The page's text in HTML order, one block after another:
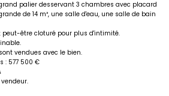
palier desservant 3 chambres avec placard
de 14 m², une salle d'eau, une salle de bain
peut-être cloturé pour plus d'intimité.
vendues avec le bien.
: 577 500 €